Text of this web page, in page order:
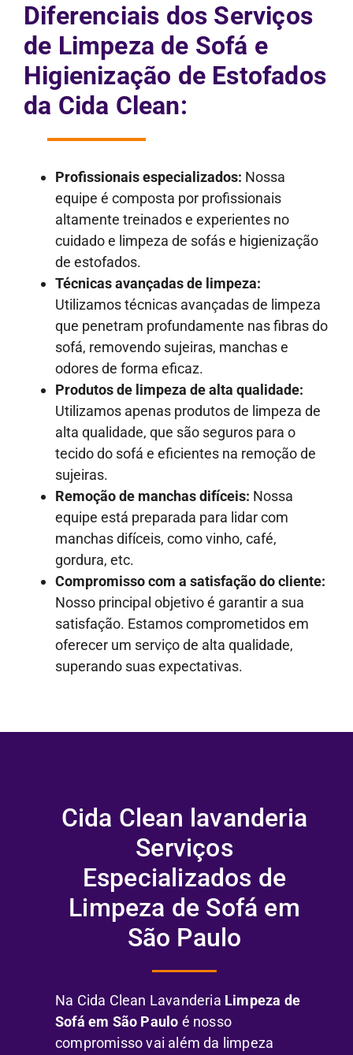
Diferenciais dos Serviços
de Limpeza de Sofá e
Higienização de Estofados
da Cida Clean:
Profissionais especializados: Nossa
equipe é composta por profissionais
altamente treinados e experientes no
cuidado e limpeza de sofás e higienização
de estofados.
Técnicas avançadas de limpeza:
Utilizamos técnicas avançadas de limpeza
que penetram profundamente nas fibras do
sofá, removendo sujeiras, manchas e
odores de forma eficaz.
Produtos de limpeza de alta qualidade:
Utilizamos apenas produtos de limpeza de
alta qualidade, que são seguros para o
tecido do sofá e eficientes na remoção de
sujeiras.
Remoção de manchas difíceis: Nossa
equipe está preparada para lidar com
manchas difíceis, como vinho, café,
gordura, etc.
Compromisso com a satisfação do cliente:
Nosso principal objetivo é garantir a sua
satisfação. Estamos comprometidos em
oferecer um serviço de alta qualidade,
superando suas expectativas.
Cida Clean lavanderia
Serviços
Especializados de
Limpeza de Sofá em
São Paulo
Na Cida Clean Lavanderia Limpeza de
Sofá em São Paulo é nosso
compromisso vai além da limpeza